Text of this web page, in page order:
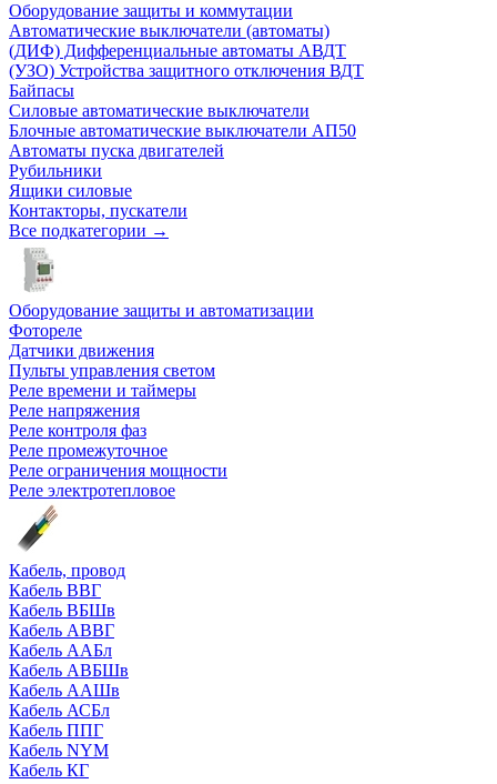
Оборудование защиты и коммутации
Автоматические выключатели (автоматы)
(ДИФ) Дифференциальные автоматы АВДТ
(УЗО) Устройства защитного отключения ВДТ
Байпасы
Силовые автоматические выключатели
Блочные автоматические выключатели АП50
Автоматы пуска двигателей
Рубильники
Ящики силовые
Контакторы, пускатели
Все подкатегории →
Оборудование защиты и автоматизации
Фотореле
Датчики движения
Пульты управления светом
Реле времени и таймеры
Реле напряжения
Реле контроля фаз
Реле промежуточное
Реле ограничения мощности
Реле электротепловое
Кабель, провод
Кабель ВВГ
Кабель ВБШв
Кабель АВВГ
Кабель ААБл
Кабель АВБШв
Кабель ААШв
Кабель АСБл
Кабель ППГ
Кабель NYM
Кабель КГ